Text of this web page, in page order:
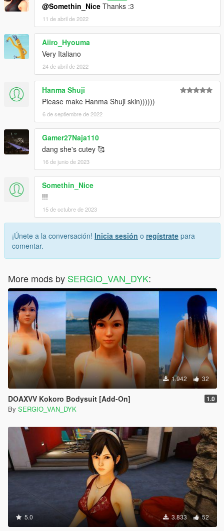
@Somethin_Nice Thanks :3
11 de abril de 2022
Aiiro_Hyouma
Very Italiano
24 de abril de 2022
Hanma Shuji
Please make Hanma Shuji skin))))))
6 de septiembre de 2022
Gamer27Naja110
dang she's cutey 🥰
16 de junio de 2023
Somethin_Nice
!!!
15 de octubre de 2023
¡Únete a la conversación! Inicia sesión o regístrate para
comentar.
More mods by SERGIO_VAN_DYK:
1.942 32
DOAXVV Kokoro Bodysuit [Add-On] 1.0
By SERGIO_VAN_DYK
5.0 3.833 52